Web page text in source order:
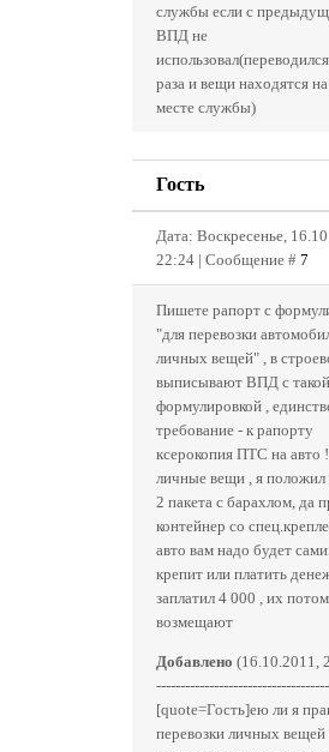
службы если с
ВПД не
раза и вещи находятся
месте службы)
Гость
Дата: Воскресенье,
22:24 | Сообщение # 7
Пишете рапорт с
"для перевозки
личных вещей" , в
выписывают ВПД с
формулировкой ,
требование - к рапорту
ксерокопия ПТС на авто
личные вещи , я положил
2 пакета с барахлом, да
контейнер со
авто вам надо будет
крепит или платить
заплатил 4 000 , их
возмещают
Добавлено (16.10.2011,
[quote=Гость]ею ли я
перевозки личных вещей